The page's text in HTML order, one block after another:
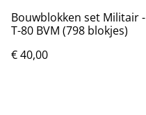
Bouwblokken set Militair -
T-80 BVM (798 blokjes)
€ 40,00